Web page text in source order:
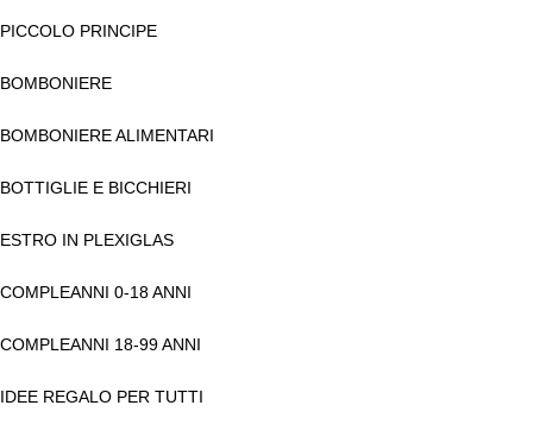
PICCOLO PRINCIPE
BOMBONIERE
BOMBONIERE ALIMENTARI
BOTTIGLIE E BICCHIERI
ESTRO IN PLEXIGLAS
COMPLEANNI 0-18 ANNI
COMPLEANNI 18-99 ANNI
IDEE REGALO PER TUTTI